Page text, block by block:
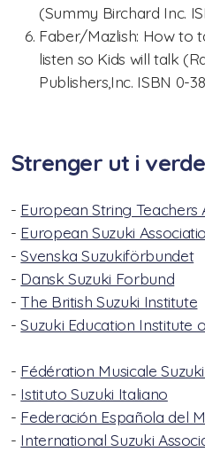
(Summy Birchard Inc.
Faber/Mazlish: How to
listen so Kids will talk
Publishers,Inc. ISBN 0-
Strenger ut i
- European String Teachers
- European Suzuki
-Svenska Suzukiförbundet
- Dansk Suzuki Forbund
-The British Suzuki Institute
-Suzuki Education Institute
- Fédération Musicale
- Istituto Suzuki Italiano
- Federación Española del
- International Suzuki
Statutter for Norsk
Lenker og litteratur
Arkiv
Styret i NSF2024/2025
Årsmøteinnkalling 2024
Suzukiundervisning på
Styret 2022/2023
Sommerkurs 2021